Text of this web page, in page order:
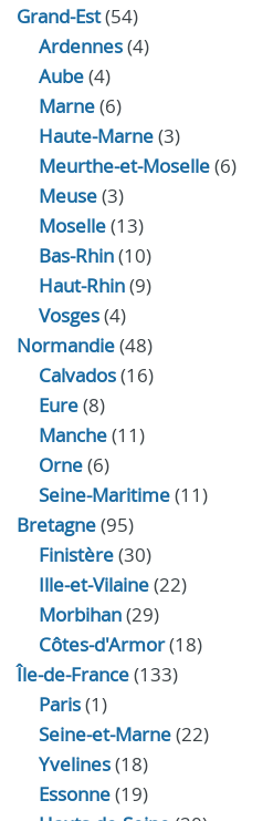
Grand-Est(54)
Ardennes(4)
Aube(4)
Marne(6)
Haute-Marne(3)
Meurthe-et-Moselle(6)
Meuse(3)
Moselle(13)
Bas-Rhin(10)
Haut-Rhin(9)
Vosges(4)
Normandie(48)
Calvados(16)
Eure(8)
Manche(11)
Orne(6)
Seine-Maritime(11)
Bretagne(95)
Finistère(30)
Ille-et-Vilaine(22)
Morbihan(29)
Côtes-d'Armor(18)
Île-de-France(133)
Paris(1)
Seine-et-Marne(22)
Yvelines(18)
Essonne(19)